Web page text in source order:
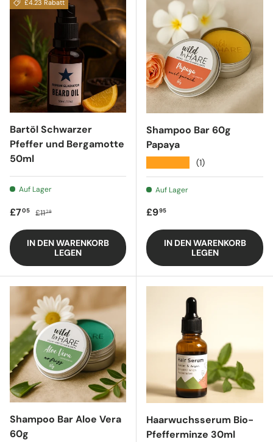
£4.23 Rabatt
Bartöl Schwarzer
Pfeffer und Bergamotte
50ml
Auf Lager
Verkaufspreis
£705 Regulärer Preis
£1128
IN DEN WARENKORB
LEGEN
Shampoo Bar 60g
Papaya
(1)
Auf Lager
Regulärer Preis
£995
IN DEN WARENKORB
LEGEN
Shampoo Bar Aloe Vera
60g
Haarwuchsserum Bio-
Pfefferminze 30ml